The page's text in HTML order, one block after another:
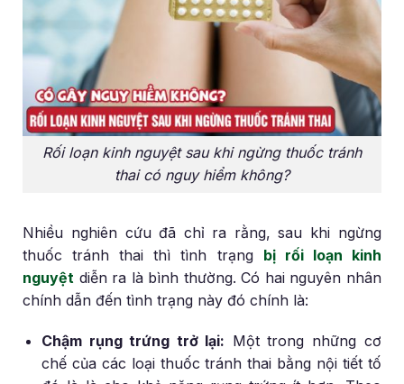
Rối loạn kinh nguyệt sau khi ngừng thuốc tránh
thai có nguy hiểm không?
Nhiều nghiên cứu đã chỉ ra rằng, sau khi ngừng
thuốc tránh thai thì tình trạng bị rối loạn kinh
nguyệt diễn ra là bình thường. Có hai nguyên nhân
chính dẫn đến tình trạng này đó chính là:
Chậm rụng trứng trở lại: Một trong những cơ
chế của các loại thuốc tránh thai bằng nội tiết tố